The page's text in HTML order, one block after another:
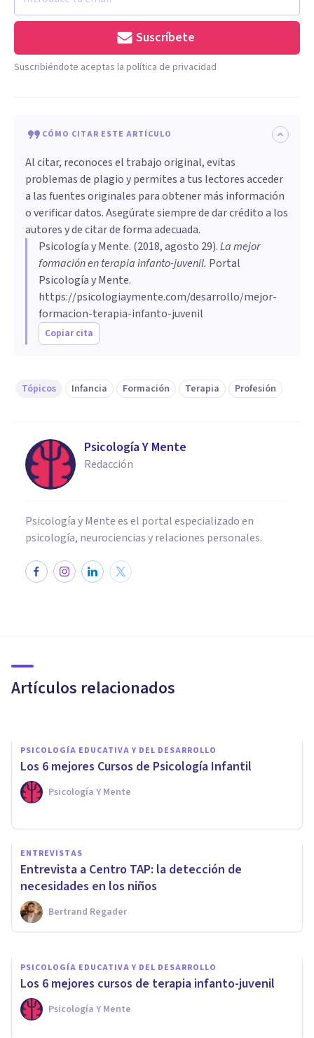
Suscríbete
Suscribiéndote aceptas la política de privacidad
CÓMO CITAR ESTE ARTÍCULO
Al citar, reconoces el trabajo original, evitas
problemas de plagio y permites a tus lectores acceder
a las fuentes originales para obtener más información
o verificar datos. Asegúrate siempre de dar crédito a los
autores y de citar de forma adecuada.
Psicología y Mente. (2018, agosto 29).La mejor
formación en terapia infanto-juvenil. Portal
Psicología y Mente.
https://psicologiaymente.com/desarrollo/mejor-
formacion-terapia-infanto-juvenil
Copiar cita
Tópicos Infancia Formación Terapia Profesión
Psicología Y Mente
Redacción
Psicología y Mente es el portal especializado en
psicología, neurociencias y relaciones personales.
Artículos relacionados
psicólogo y un psicopedagogo
PSICOLOGÍA EDUCATIVA Y DEL DESARROLLO
Los 6 mejores Cursos de Psicología Infantil
Psicología Y Mente
ENTREVISTAS
Entrevista a Centro TAP: la detección de
necesidades en los niños
Bertrand Regader
Entrevista a Miriam Vaz: así es
el tratamiento de los
problemas de aprendizaje
Bertrand Regader
PSICOLOGÍA EDUCATIVA Y DEL DESARROLLO
​Los 6 mejores cursos de terapia infanto-juvenil
Psicología Y Mente